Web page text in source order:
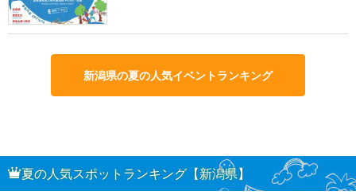
新潟県の夏の人気イベントランキング
夏の人気スポットランキング【新潟県】